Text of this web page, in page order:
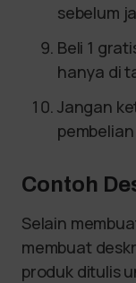
sebelum
Beli 1
hanya di
Jangan
Contoh
Selain
membuat
produk ditulis